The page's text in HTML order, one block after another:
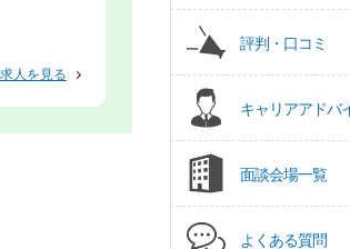
人を見る
評判・口コミ
キャリアアドバ
面談会場一覧
よくある質問